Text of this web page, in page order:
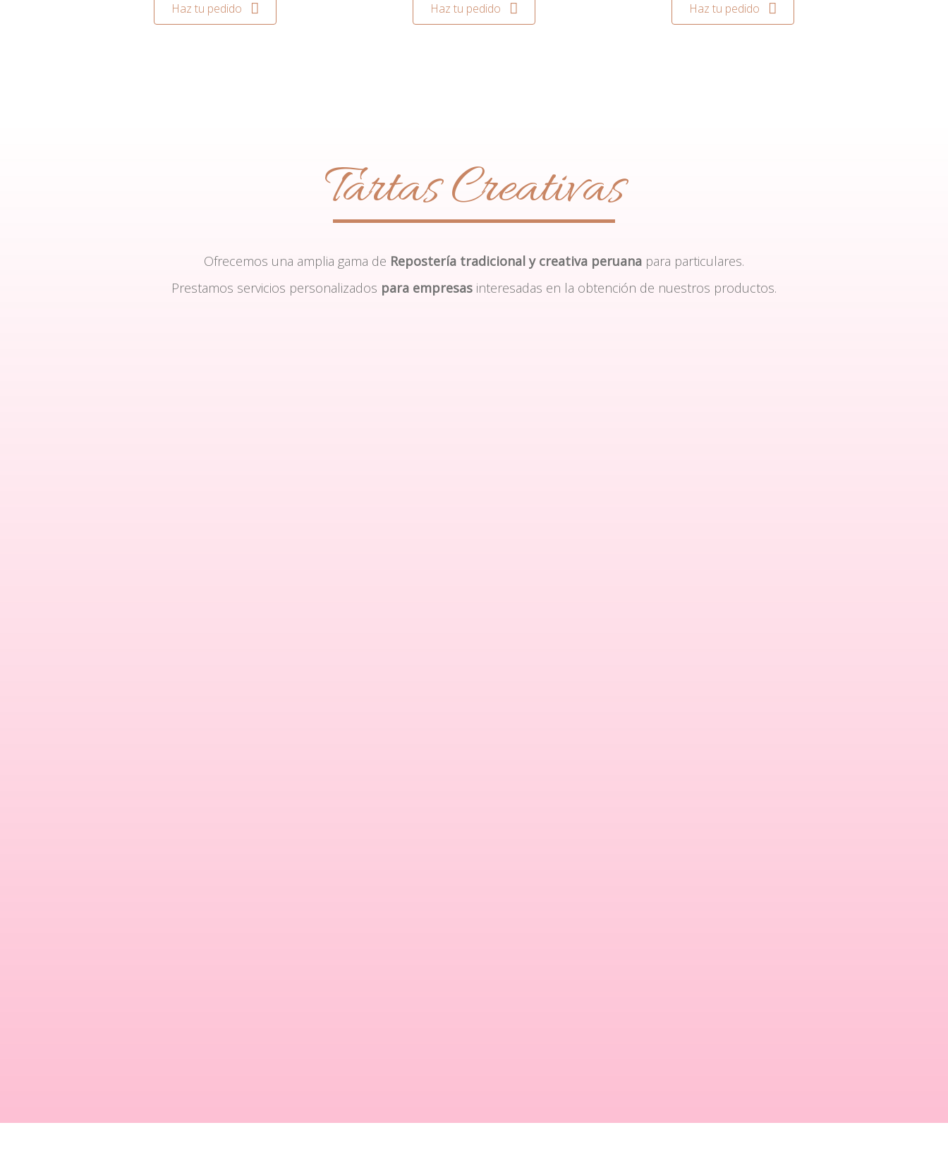
Haz tu pedido Haz tu pedido Haz tu pedido
Tartas Creativas
Ofrecemos una amplia gama de Repostería tradicional y creativa peruana para particulares.
Prestamos servicios personalizados para empresas interesadas en la obtención de nuestros productos.